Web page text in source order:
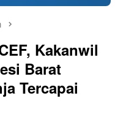
Kakanwil
Barat
Tercapai